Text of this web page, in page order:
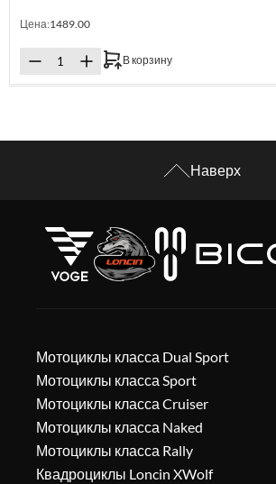
Цена:1489.00
В корзину
Наверх
Мотоциклы класса Dual Sport
Мотоциклы класса Sport
Мотоциклы класса Cruiser
Мотоциклы класса Naked
Мотоциклы класса Rally
Квадроциклы Loncin XWolf